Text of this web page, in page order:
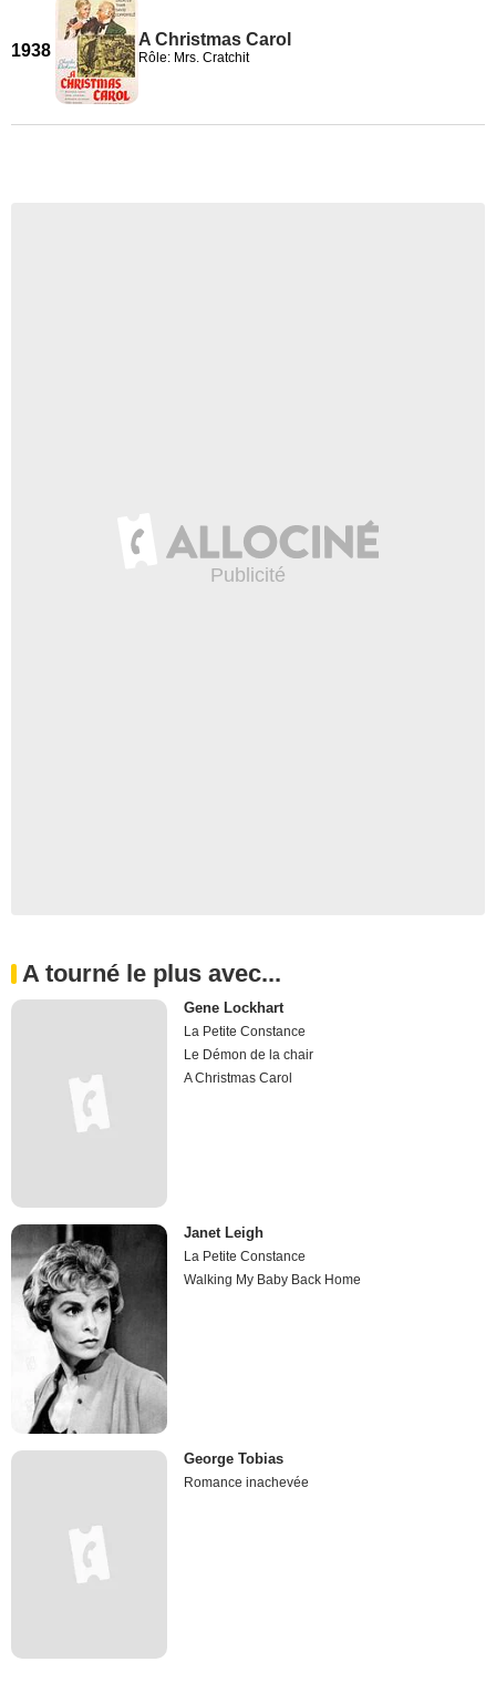
1938
A Christmas Carol
Rôle: Mrs. Cratchit
A tourné le plus avec...
Gene Lockhart
La Petite Constance
Le Démon de la chair
A Christmas Carol
Janet Leigh
La Petite Constance
Walking My Baby Back Home
George Tobias
Romance inachevée